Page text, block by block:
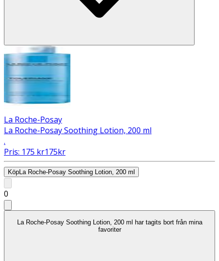
La Roche-Posay
La Roche-Posay Soothing Lotion, 200 ml
.
Pris: 175 kr175kr
KöpLa Roche-Posay Soothing Lotion, 200 ml
0
La Roche-Posay Soothing Lotion, 200 ml har tagits bort från mina
favoriter